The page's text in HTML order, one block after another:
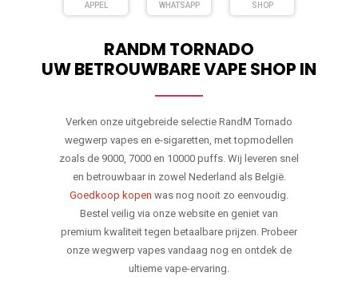
APPEL WHATSAPP SHOP
RANDM TORNADO
UW BETROUWBARE VAPE SHOP IN
Verken onze uitgebreide selectie RandM Tornado
wegwerp vapes en e-sigaretten, met topmodellen
zoals de 9000, 7000 en 10000 puffs. Wij leveren snel
en betrouwbaar in zowel Nederland als België.
Goedkoop kopen was nog nooit zo eenvoudig.
Bestel veilig via onze website en geniet van
premium kwaliteit tegen betaalbare prijzen. Probeer
onze wegwerp vapes vandaag nog en ontdek de
ultieme vape-ervaring.